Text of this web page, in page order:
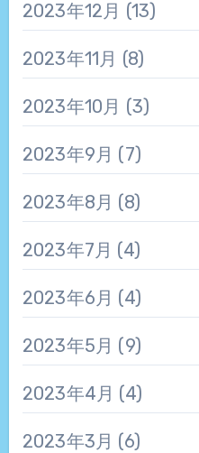
2023年12月 (13)
2023年11月 (8)
2023年10月 (3)
2023年9月 (7)
2023年8月 (8)
2023年7月 (4)
2023年6月 (4)
2023年5月 (9)
2023年4月 (4)
2023年3月 (6)